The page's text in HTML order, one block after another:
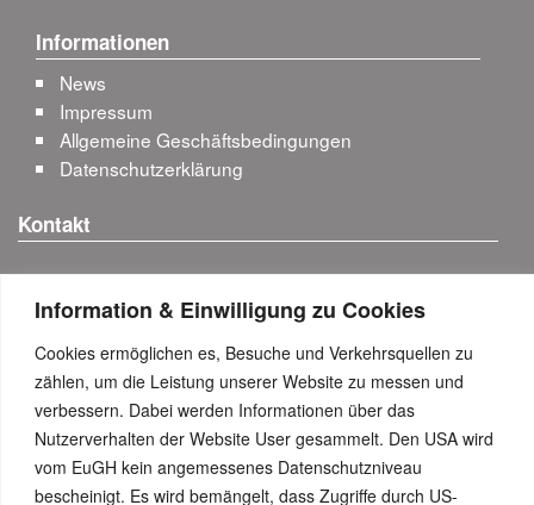
Information & Einwilligung zu Cookies
Cookies ermöglichen es, Besuche und Verkehrsquellen zu
zählen, um die Leistung unserer Website zu messen und
verbessern. Dabei werden Informationen über das
Nutzerverhalten der Website User gesammelt. Den USA wird
vom EuGH kein angemessenes Datenschutzniveau
bescheinigt. Es wird bemängelt, dass Zugriffe durch US-
Informationen
News
Impressum
Allgemeine Geschäftsbedingungen
Datenschutzerklärung
Kontakt
Anfahrt & Kontakt-Details
Besuchen Sie uns...